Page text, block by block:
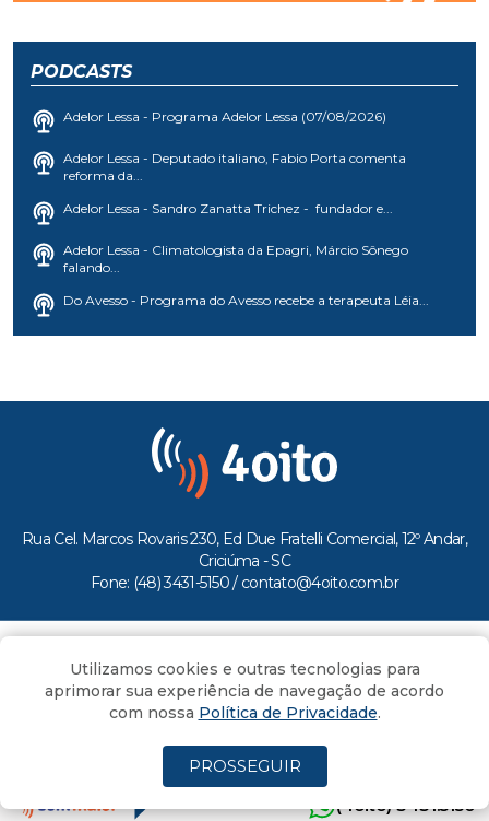
PODCASTS
Adelor Lessa - Programa Adelor Lessa (07/08/2026)
Adelor Lessa - Deputado italiano, Fabio Porta comenta
reforma da...
Adelor Lessa - Sandro Zanatta Trichez - fundador e...
Adelor Lessa - Climatologista da Epagri, Márcio Sônego
falando...
Do Avesso - Programa do Avesso recebe a terapeuta Léia...
Rua Cel. Marcos Rovaris 230, Ed Due Fratelli Comercial, 12º Andar,
Criciúma - SC
Fone: (48) 3431-5150 / contato@4oito.com.br
Todos os direitos reservados ao Portal 4oito
(4oito) 3431.5150
Utilizamos cookies e outras tecnologias para
aprimorar sua experiência de navegação de acordo
com nossa Política de Privacidade.
PROSSEGUIR